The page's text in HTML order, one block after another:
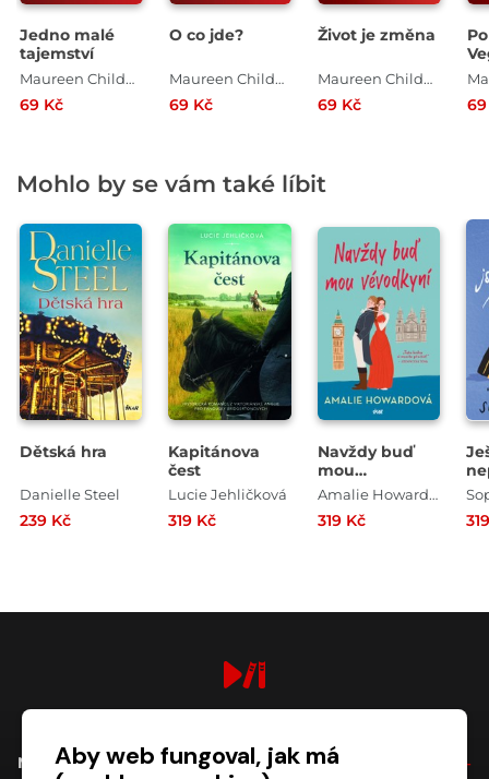
Jedno malé
tajemství
Maureen Childová
69 Kč
O co jde?
Maureen Childová
69 Kč
Život je změna
Maureen Childová
69 Kč
Mohlo by se vám také líbit
Dětská hra
Danielle Steel
239 Kč
Kapitánova
čest
Lucie Jehličková
319 Kč
Navždy buď
mou
vévodkyní
Amalie Howardová
319 Kč
NÁKUPAby web fungoval, jak má